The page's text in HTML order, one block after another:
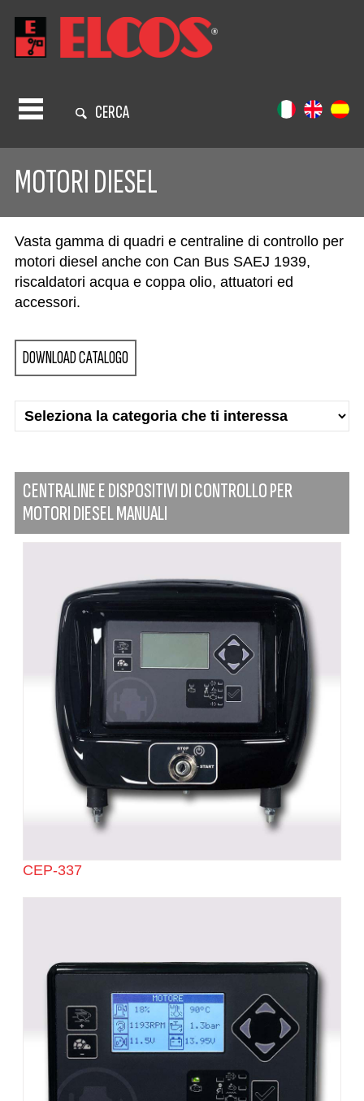
CERCA
MOTORI DIESEL
Vasta gamma di quadri e centraline di controllo per
motori diesel anche con Can Bus SAEJ 1939,
riscaldatori acqua e coppa olio, attuatori ed
accessori.
DOWNLOAD CATALOGO
CENTRALINE E DISPOSITIVI DI CONTROLLO PER
MOTORI DIESEL MANUALI
CEP-337